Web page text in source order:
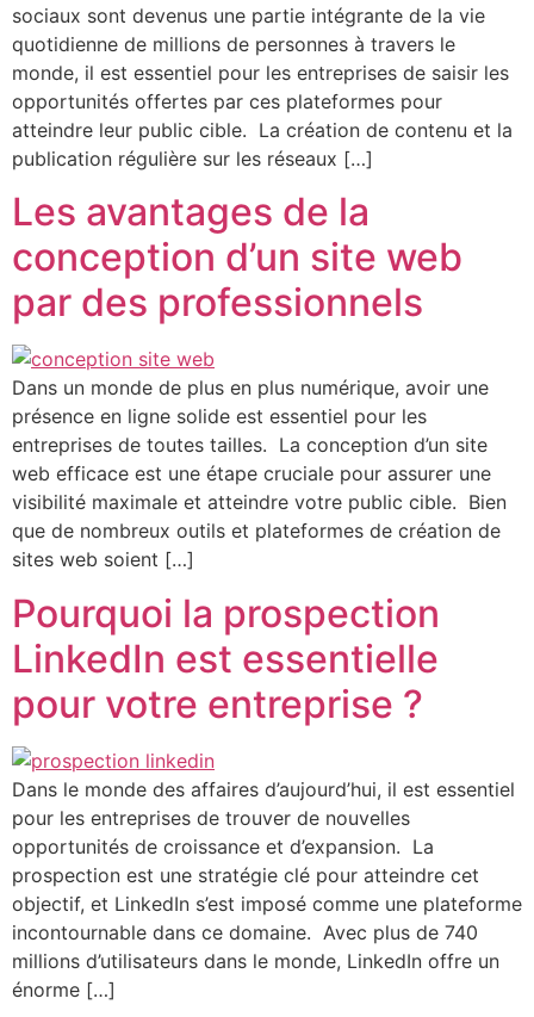
sociaux sont devenus une partie intégrante de la vie
quotidienne de millions de personnes à travers le
monde, il est essentiel pour les entreprises de saisir les
opportunités offertes par ces plateformes pour
atteindre leur public cible. La création de contenu et la
publication régulière sur les réseaux […]
Les avantages de la
conception d’un site web
par des professionnels
Dans un monde de plus en plus numérique, avoir une
présence en ligne solide est essentiel pour les
entreprises de toutes tailles. La conception d’un site
web efficace est une étape cruciale pour assurer une
visibilité maximale et atteindre votre public cible. Bien
que de nombreux outils et plateformes de création de
sites web soient […]
Pourquoi la prospection
LinkedIn est essentielle
pour votre entreprise ?
Dans le monde des affaires d’aujourd’hui, il est essentiel
pour les entreprises de trouver de nouvelles
opportunités de croissance et d’expansion. La
prospection est une stratégie clé pour atteindre cet
objectif, et LinkedIn s’est imposé comme une plateforme
incontournable dans ce domaine. Avec plus de 740
millions d’utilisateurs dans le monde, LinkedIn offre un
énorme […]